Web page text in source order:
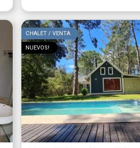
CHALET / VENTA
NUEVOS!